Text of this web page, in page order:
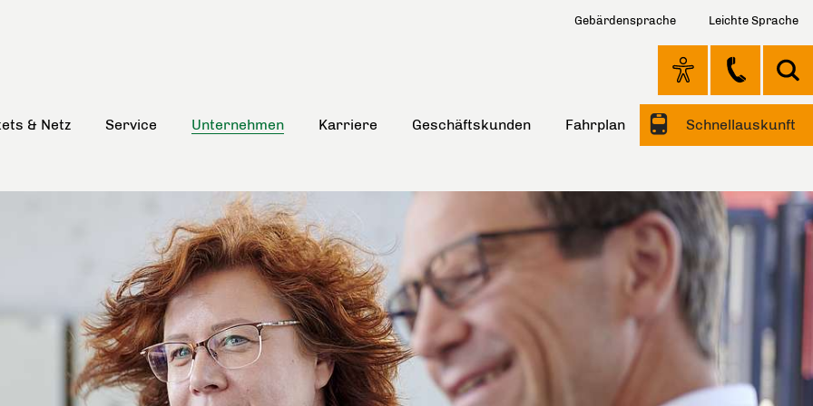
Gebärdensprache Leichte Sprache
& Netz Service Unternehmen Karriere Geschäftskunden Fahrplan Schnellauskunft